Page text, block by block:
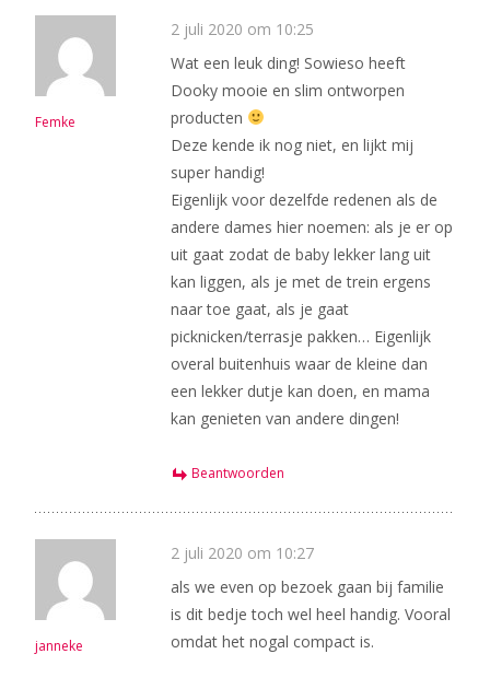
Femke
2 juli 2020 om 10:25
Wat een leuk ding! Sowieso heeft
Dooky mooie en slim ontworpen
producten
Deze kende ik nog niet, en lijkt mij
super handig!
Eigenlijk voor dezelfde redenen als de
andere dames hier noemen: als je er op
uit gaat zodat de baby lekker lang uit
kan liggen, als je met de trein ergens
naar toe gaat, als je gaat
picknicken/terrasje pakken… Eigenlijk
overal buitenhuis waar de kleine dan
een lekker dutje kan doen, en mama
kan genieten van andere dingen!
Beantwoorden
janneke
2 juli 2020 om 10:27
als we even op bezoek gaan bij familie
is dit bedje toch wel heel handig. Vooral
omdat het nogal compact is.